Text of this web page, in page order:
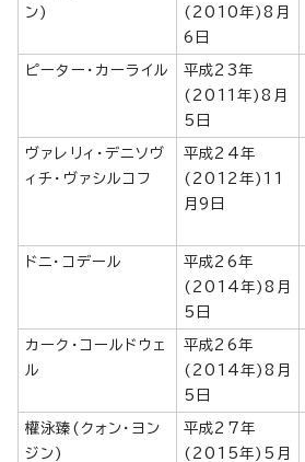
ン)
(2010年)8月
6日
ピーター・カーライル
平成23年
(2011年)8月
5日
ヴァレリィ・デニソヴ
ィチ・ヴァシルコフ
平成24年
(2012年)11
月9日
ドニ・コデール
平成26年
(2014年)8月
5日
カーク・コールドウェ
ル
平成26年
(2014年)8月
5日
權泳臻(クォン・ヨン
ジン)
平成27年
(2015年)5月